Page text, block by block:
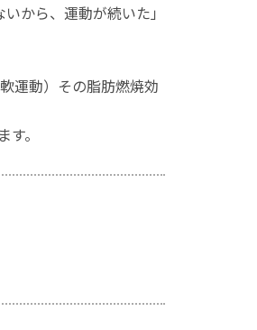
から、運動が続いた」
運動）その脂肪燃焼効
。